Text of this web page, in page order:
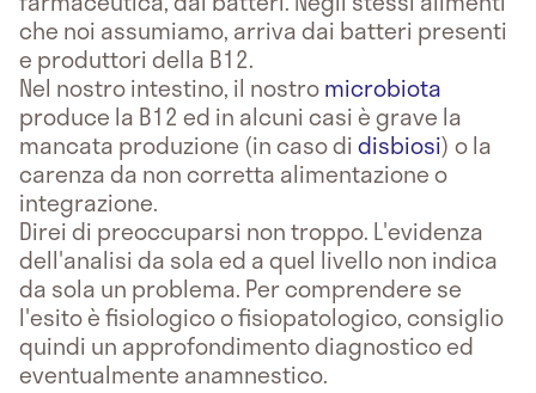
che noi assumiamo, arriva dai batteri presenti
e produttori della B12.
Nel nostro intestino, il nostromicrobiota
produce la B12 ed in alcuni casi è grave la
mancata produzione (in caso didisbiosi) o la
carenza da non corretta alimentazione o
integrazione.
Direi di preoccuparsi non troppo. L'evidenza
dell'analisi da sola ed a quel livello non indica
da sola un problema. Per comprendere se
l'esito è fisiologico o fisiopatologico, consiglio
quindi un approfondimento diagnostico ed
eventualmente anamnestico.